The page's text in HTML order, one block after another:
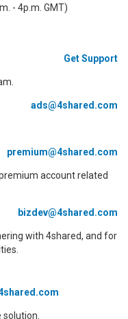
- 4p.m. GMT)
Get Support
ads@4shared.com
premium@4shared.com
account related
bizdev@4shared.com
with 4shared, and for